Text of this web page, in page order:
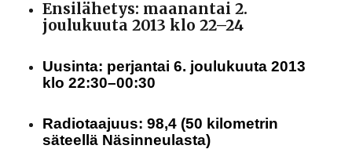
Ensilähetys: maanantai 2.
joulukuuta 2013 klo 22–24
Uusinta: perjantai 6. joulukuuta 2013
klo 22:30–00:30
Radiotaajuus: 98,4 (50 kilometrin
säteellä Näsinneulasta)